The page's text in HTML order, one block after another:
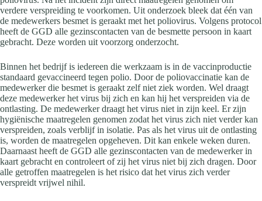
verdere verspreiding te voorkomen. Uit onderzoek bleek dat één van
de medewerkers besmet is geraakt met het poliovirus. Volgens protocol
heeft de GGD alle gezinscontacten van de besmette persoon in kaart
gebracht. Deze worden uit voorzorg onderzocht.
Binnen het bedrijf is iedereen die werkzaam is in de vaccinproductie
standaard gevaccineerd tegen polio. Door de poliovaccinatie kan de
medewerker die besmet is geraakt zelf niet ziek worden. Wel draagt
deze medewerker het virus bij zich en kan hij het verspreiden via de
ontlasting. De medewerker draagt het virus niet in zijn keel. Er zijn
hygiënische maatregelen genomen zodat het virus zich niet verder kan
verspreiden, zoals verblijf in isolatie. Pas als het virus uit de ontlasting
is, worden de maatregelen opgeheven. Dit kan enkele weken duren.
Daarnaast heeft de GGD alle gezinscontacten van de medewerker in
kaart gebracht en controleert of zij het virus niet bij zich dragen. Door
alle getroffen maatregelen is het risico dat het virus zich verder
verspreidt vrijwel nihil.